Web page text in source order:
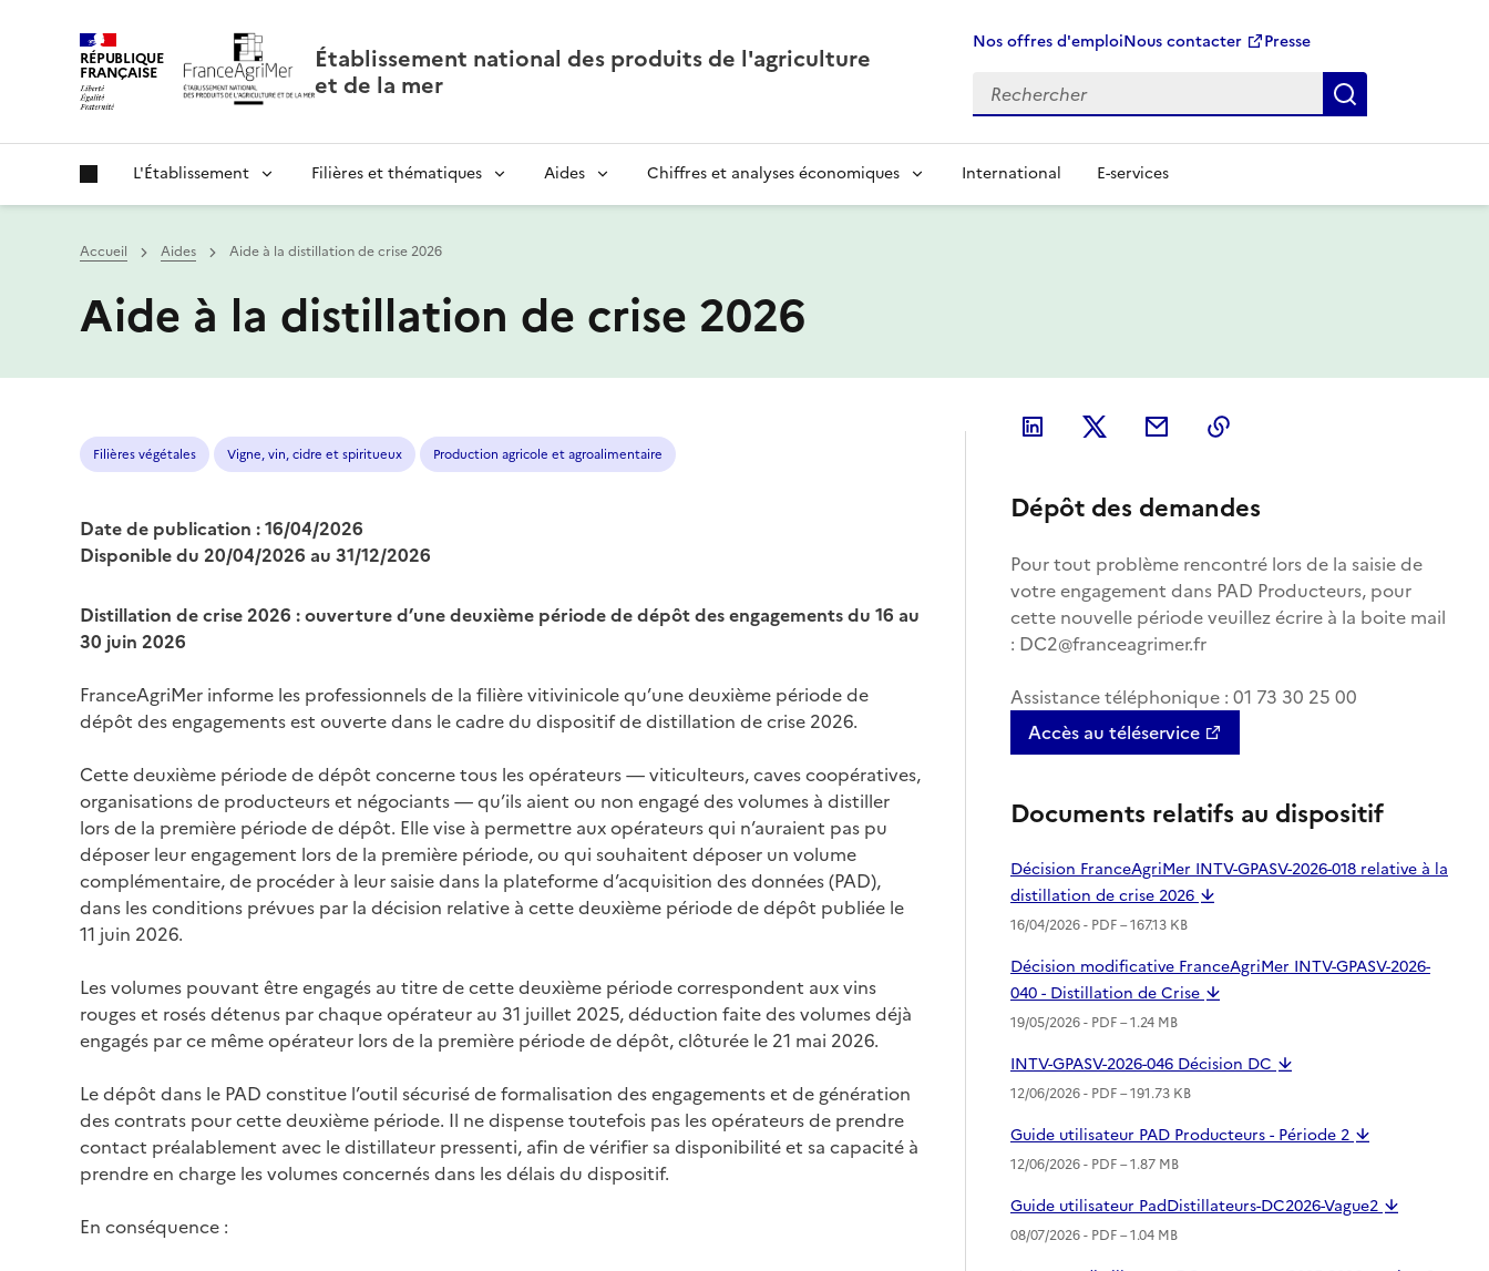
RÉPUBLIQUE
FRANÇAISE
Établissement national des produits de l'agriculture
et de la mer
Nos offres d'emploiNous contacter Presse
L'Établissement Filières et thématiques Aides Chiffres et analyses économiques International E-services
Accueil Aides Aide à la distillation de crise 2026
Aide à la distillation de crise 2026
Filières végétales Vigne, vin, cidre et spiritueux Production agricole et agroalimentaire
Date de publication : 16/04/2026
Disponible du 20/04/2026 au 31/12/2026
Distillation de crise 2026 : ouverture d’une deuxième période de dépôt des engagements du 16 au
30 juin 2026
FranceAgriMer informe les professionnels de la filière vitivinicole qu’une deuxième période de
dépôt des engagements est ouverte dans le cadre du dispositif de distillation de crise 2026.
Cette deuxième période de dépôt concerne tous les opérateurs — viticulteurs, caves coopératives,
organisations de producteurs et négociants — qu’ils aient ou non engagé des volumes à distiller
lors de la première période de dépôt. Elle vise à permettre aux opérateurs qui n’auraient pas pu
déposer leur engagement lors de la première période, ou qui souhaitent déposer un volume
complémentaire, de procéder à leur saisie dans la plateforme d’acquisition des données (PAD),
dans les conditions prévues par la décision relative à cette deuxième période de dépôt publiée le
11 juin 2026.
Les volumes pouvant être engagés au titre de cette deuxième période correspondent aux vins
rouges et rosés détenus par chaque opérateur au 31 juillet 2025, déduction faite des volumes déjà
engagés par ce même opérateur lors de la première période de dépôt, clôturée le 21 mai 2026.
Le dépôt dans le PAD constitue l’outil sécurisé de formalisation des engagements et de génération
des contrats pour cette deuxième période. Il ne dispense toutefois pas les opérateurs de prendre
contact préalablement avec le distillateur pressenti, afin de vérifier sa disponibilité et sa capacité à
prendre en charge les volumes concernés dans les délais du dispositif.
En conséquence :
Dépôt des demandes
Pour tout problème rencontré lors de la saisie de
votre engagement dans PAD Producteurs, pour
cette nouvelle période veuillez écrire à la boite mail
: DC2@franceagrimer.fr
Assistance téléphonique : 01 73 30 25 00
Accès au téléservice
Documents relatifs au dispositif
Décision FranceAgriMer INTV-GPASV-2026-018 relative à la
distillation de crise 2026
16/04/2026 - PDF– 167.13 KB
Décision modificative FranceAgriMer INTV-GPASV-2026-
040 - Distillation de Crise
19/05/2026 - PDF– 1.24 MB
INTV-GPASV-2026-046 Décision DC
12/06/2026 - PDF– 191.73 KB
Guide utilisateur PAD Producteurs - Période 2
12/06/2026 - PDF– 1.87 MB
Guide utilisateur PadDistillateurs-DC2026-Vague2
08/07/2026 - PDF– 1.04 MB